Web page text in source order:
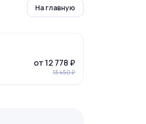
На главную
от 12 778 ₽
13 450 ₽